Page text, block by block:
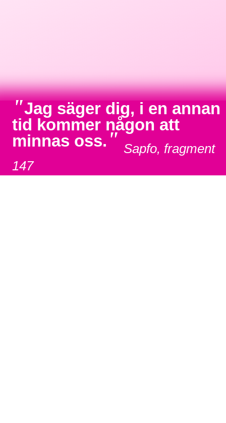
"Jag säger dig, i en annan
tid kommer någon att
minnas oss. " Sapfo, fragment
147